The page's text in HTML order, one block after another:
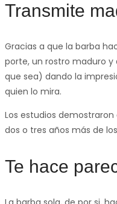
Transmite
Gracias a que la barba
porte, un rostro maduro
que sea) dando la
quien lo mira.
Los estudios
dos o tres años más de
Te hace